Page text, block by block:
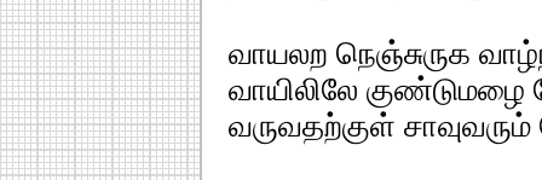
வாயலற நெஞ்சுருக
வாயிலிலே குண்டுமழை
வருவதற்குள் சாவுவரும்